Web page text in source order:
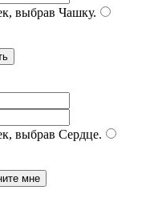
выбрав Чашку.
выбрав Сердце.